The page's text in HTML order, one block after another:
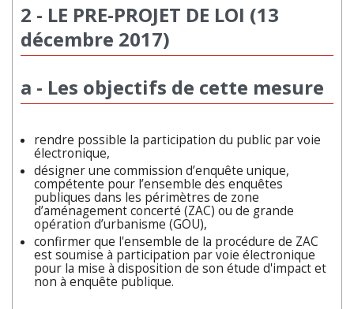
2 - LE PRE-PROJET DE LOI (13
décembre 2017)
a - Les objectifs de cette mesure
rendre possible la participation du public par voie
électronique,
désigner une commission d’enquête unique,
compétente pour l’ensemble des enquêtes
publiques dans les périmètres de zone
d’aménagement concerté (ZAC) ou de grande
opération d’urbanisme (GOU),
confirmer que l'ensemble de la procédure de ZAC
est soumise à participation par voie électronique
pour la mise à disposition de son étude d'impact et
non à enquête publique.